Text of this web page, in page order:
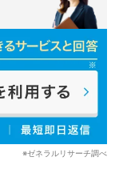
※ゼネラルリサーチ調べ